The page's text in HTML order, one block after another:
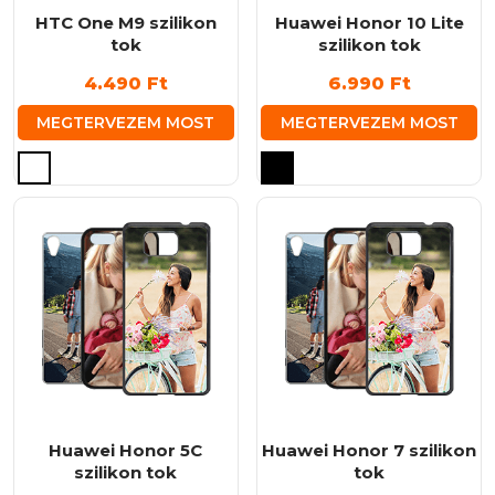
HTC One M9 szilikon
tok
4.490 Ft
MEGTERVEZEM MOST
Ennek
a
terméknek
több
variációja
van.
változatok
termékoldalon
Huawei Honor 10 Lite
szilikon tok
6.990 Ft
MEGTERVEZEM MOST
Ennek
terméknek
több
variációja
van.
változatok
termékoldalon
ki
Huawei Honor 5C
szilikon tok
Huawei Honor 7 szilikon
tok